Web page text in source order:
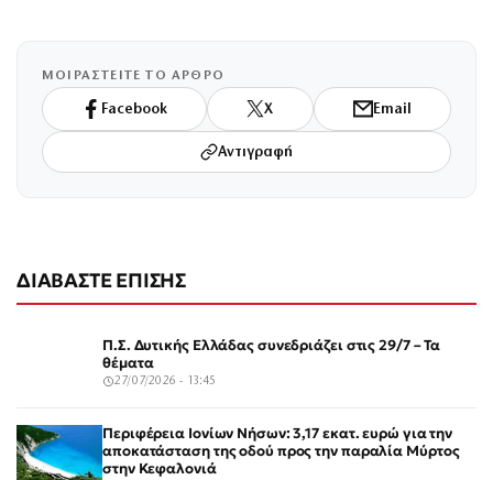
ΜΟΙΡΑΣΤΕΙΤΕ ΤΟ ΑΡΘΡΟ
Facebook X Email
Αντιγραφή
ΔΙΑΒΑΣΤΕ ΕΠΙΣΗΣ
Π.Σ. Δυτικής Ελλάδας συνεδριάζει στις 29/7 – Τα
θέματα
27/07/2026 - 13:45
Περιφέρεια Ιονίων Νήσων: 3,17 εκατ. ευρώ για την
αποκατάσταση της οδού προς την παραλία Μύρτος
στην Κεφαλονιά